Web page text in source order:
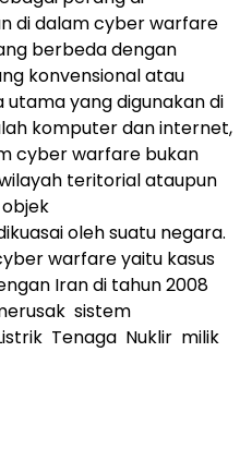
di dalam cyber warfare
berbeda dengan
konvensional atau
utama yang digunakan di
komputer dan internet,
cyber warfare bukan
teritorial ataupun
oleh suatu negara.
warfare yaitu kasus
Iran di tahun 2008
sistem
Tenaga Nuklir milik